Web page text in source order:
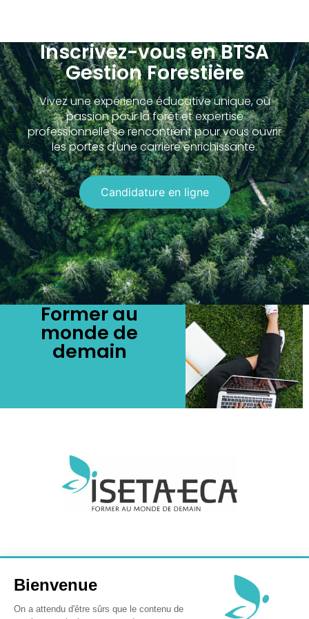
Inscrivez-vous en BTSA
Gestion Forestière
Vivez une expérience éducative unique, où
passion pour la forêt et expertise
professionnelle se rencontrent pour vous ouvrir
les portes d'une carrière enrichissante.
Candidature en ligne
Former au
monde de
demain
Mentions Légales